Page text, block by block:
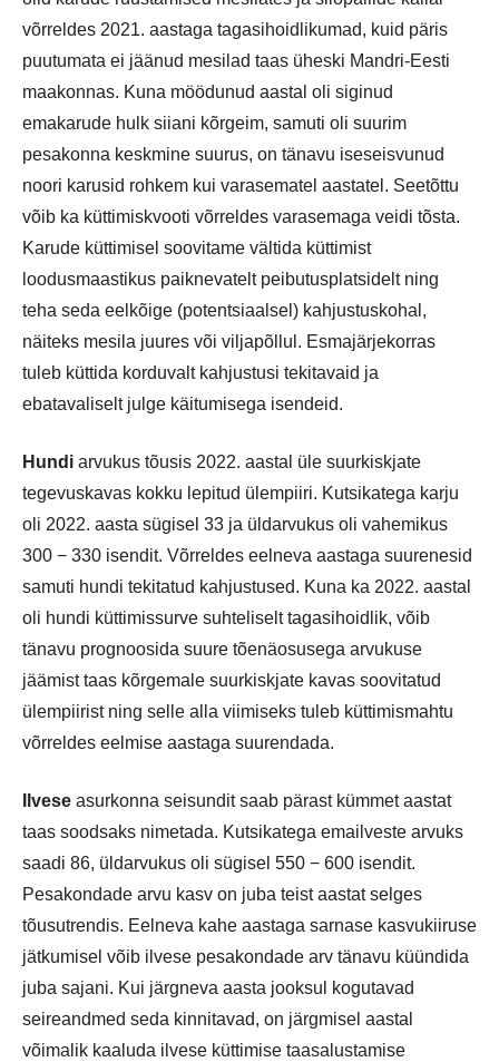
võrreldes 2021. aastaga tagasihoidlikumad, kuid päris
puutumata ei jäänud mesilad taas üheski Mandri-Eesti
maakonnas. Kuna möödunud aastal oli siginud
emakarude hulk siiani kõrgeim, samuti oli suurim
pesakonna keskmine suurus, on tänavu iseseisvunud
noori karusid rohkem kui varasematel aastatel. Seetõttu
võib ka küttimiskvooti võrreldes varasemaga veidi tõsta.
Karude küttimisel soovitame vältida küttimist
loodusmaastikus paiknevatelt peibutusplatsidelt ning
teha seda eelkõige (potentsiaalsel) kahjustuskohal,
näiteks mesila juures või viljapõllul. Esmajärjekorras
tuleb küttida korduvalt kahjustusi tekitavaid ja
ebatavaliselt julge käitumisega isendeid.
Hundi arvukus tõusis 2022. aastal üle suurkiskjate
tegevuskavas kokku lepitud ülempiiri. Kutsikatega karju
oli 2022. aasta sügisel 33 ja üldarvukus oli vahemikus
300 − 330 isendit. Võrreldes eelneva aastaga suurenesid
samuti hundi tekitatud kahjustused. Kuna ka 2022. aastal
oli hundi küttimissurve suhteliselt tagasihoidlik, võib
tänavu prognoosida suure tõenäosusega arvukuse
jäämist taas kõrgemale suurkiskjate kavas soovitatud
ülempiirist ning selle alla viimiseks tuleb küttimismahtu
võrreldes eelmise aastaga suurendada.
Ilvese asurkonna seisundit saab pärast kümmet aastat
taas soodsaks nimetada. Kutsikatega emailveste arvuks
saadi 86, üldarvukus oli sügisel 550 − 600 isendit.
Pesakondade arvu kasv on juba teist aastat selges
tõusutrendis. Eelneva kahe aastaga sarnase kasvukiiruse
jätkumisel võib ilvese pesakondade arv tänavu küündida
juba sajani. Kui järgneva aasta jooksul kogutavad
seireandmed seda kinnitavad, on järgmisel aastal
võimalik kaaluda ilvese küttimise taasalustamise